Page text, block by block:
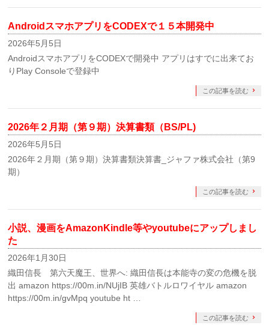
AndroidスマホアプリをCODEXで１５本開発中
2026年5月5日
AndroidスマホアプリをCODEXで開発中 アプリはすでに出来てお
りPlay Consoleで登録中
この記事を読む
2026年２月期（第９期）決算書類（BS/PL)
2026年5月5日
2026年２月期（第９期）決算書類決算書_ジャファ株式会社（第9
期）
この記事を読む
小説、漫画をAmazonKindle等やyoutubeにアップしまし
た
2026年1月30日
織田信長 第六天魔王、世界へ: 織田信長は本能寺の変の危機を脱
出 amazon https://00m.in/NUjIB 英雄バトルロワイヤル amazon
https://00m.in/gvMpq youtube ht …
この記事を読む